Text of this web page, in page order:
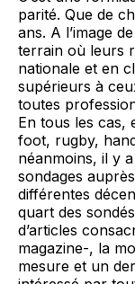
parité. Que de
ans. A l’image
terrain où leurs
nationale et en
supérieurs à
toutes
En tous les cas,
foot, rugby,
néanmoins, il y
sondages
différentes
quart des
d’articles
magazine-, la
mesure et un